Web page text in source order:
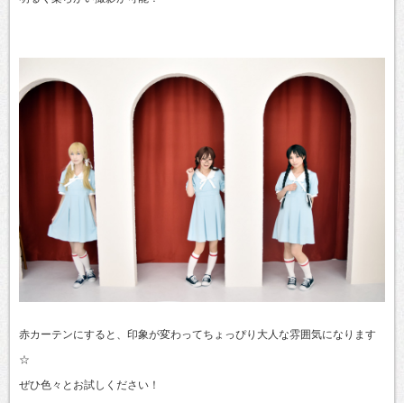
赤カーテンにすると、 印象が変わってちょっぴり大人な雰囲気になります
☆
ぜひ色々とお試しください！